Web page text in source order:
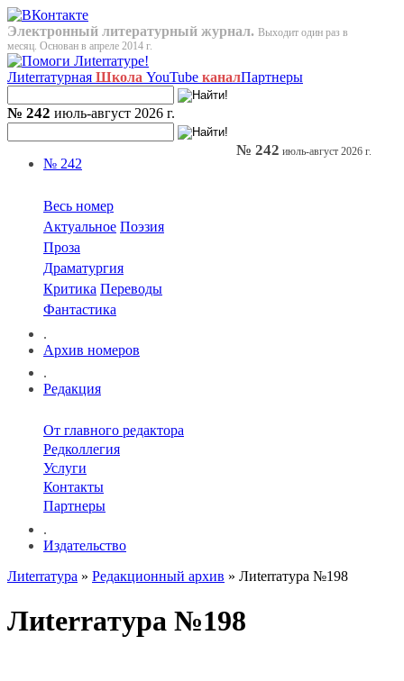
Электронный литературный журнал. Выходит один раз в
месяц. Основан в апреле 2014 г.
Лиterraтурная Школа YouTube каналПартнеры
№ 242 июль-август 2026 г.
№ 242
Весь номер
Актуальное Поэзия
Проза
Драматургия
Критика Переводы
Фантастика
.
Архив номеров
.
Редакция
От главного редактора
Редколлегия
Услуги
Контакты
Партнеры
.
Издательство
№ 242 июль-август 2026 г.
Лиterraтура » Редакционный архив » Лиterraтура №198
Лиterraтура №198